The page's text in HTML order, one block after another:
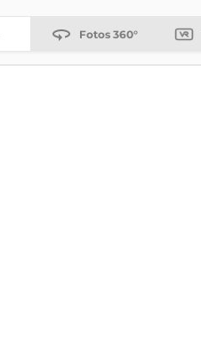
Fotos 360°